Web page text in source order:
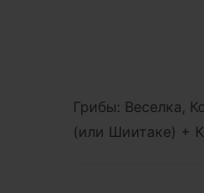
Грибы: Веселка,
(или Шиитаке) +